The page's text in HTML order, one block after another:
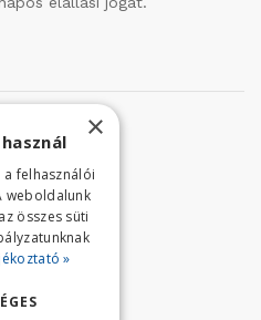
út 17.
324
771
×
a felhasználói
weboldalunk
összes süti
»